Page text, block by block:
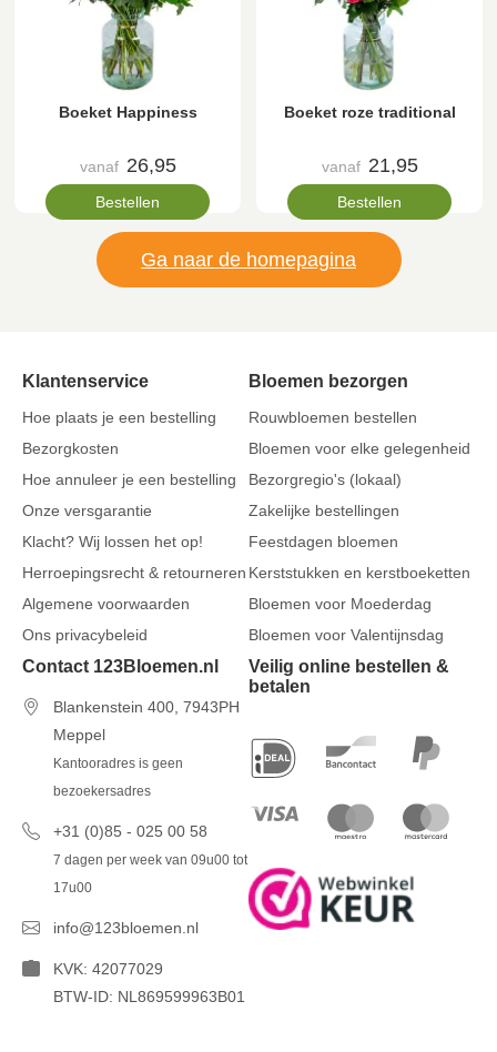
Boeket Happiness
vanaf 26,95
Bestellen
Boeket roze traditional
vanaf 21,95
Bestellen
Ga naar de homepagina
Klantenservice
Hoe plaats je een bestelling
Bezorgkosten
Hoe annuleer je een bestelling
Onze versgarantie
Klacht? Wij lossen het op!
Herroepingsrecht & retourneren
Algemene voorwaarden
Ons privacybeleid
Bloemen bezorgen
Rouwbloemen bestellen
Bloemen voor elke gelegenheid
Bezorgregio's (lokaal)
Zakelijke bestellingen
Feestdagen bloemen
Kerststukken en kerstboeketten
Bloemen voor Moederdag
Bloemen voor Valentijnsdag
Contact 123Bloemen.nl
Blankenstein 400, 7943PH
Meppel
Kantooradres is geen
bezoekersadres
+31 (0)85 - 025 00 58
7 dagen per week van 09u00 tot
17u00
info@123bloemen.nl
KVK: 42077029
BTW-ID: NL869599963B01
Veilig online bestellen &
betalen